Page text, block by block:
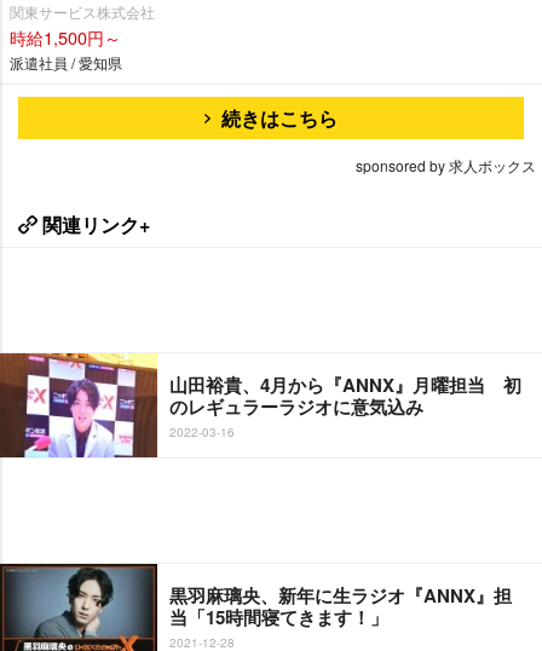
関東サービス株式会社
時給1,500円～
派遣社員 / 愛知県
続きはこちら
sponsored by 求人ボックス
関連リンク+
山田裕貴、4月から『ANNX』月曜担当 初
のレギュラーラジオに意気込み
2022-03-16
黒羽麻璃央、新年に生ラジオ『ANNX』担
当「15時間寝てきます！」
2021-12-28